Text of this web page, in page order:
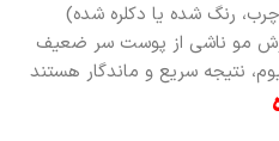
رنگ شده یا دکلره شده)
مو ناشی از پوست سر ضعیف
نتیجه سریع و ماندگار هستند